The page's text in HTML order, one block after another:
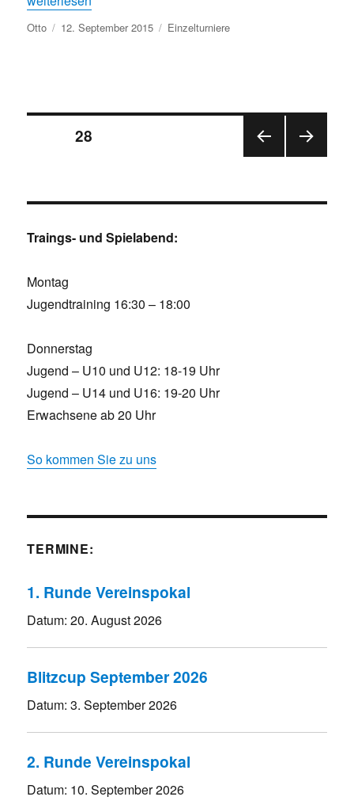
Autor
Otto Veröffentlicht
am
12. September 2015 Kategorien
Einzelturniere
Seitennummerierung
Beiträge
SEIT
SEITE28
E
Traings- und Spielabend:
Montag
Jugendtraining 16:30 – 18:00
Donnerstag
Jugend – U10 und U12: 18-19 Uhr
Jugend – U14 und U16: 19-20 Uhr
Erwachsene ab 20 Uhr
So kommen Sie zu uns
TERMINE:
1. Runde Vereinspokal
Datum:20. August 2026
Blitzcup September 2026
Datum:3. September 2026
2. Runde Vereinspokal
Datum: 10. September 2026